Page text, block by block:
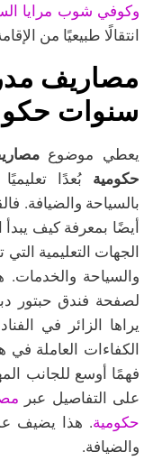
وكوفي شوب مرايا
انتقالًا طبيعيًا من
سنوات
يعطي موضوع
حكومية بُعدًا
بالسياحة والضيافة.
أيضًا بمعرفة كيف
الجهات التعليمية
والسياحة
لصفحة فندق حبتور
يراها الزائر في
الكفاءات العاملة في
فهمًا أوسع للجانب
على التفاصيل عبر
حكومية. هذا يضيف
والضيافة.